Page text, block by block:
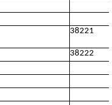
38221
38222